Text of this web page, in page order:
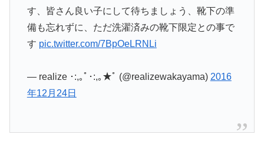
す、皆さん良い子にして待ちましょう、靴下の準
備も忘れずに、ただ洗濯済みの靴下限定との事で
す pic.twitter.com/7BpOeLRNLi
— realize ･:,｡ﾟ･:,｡★ﾟ (@realizewakayama) 2016
年12月24日